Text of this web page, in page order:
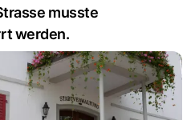
musste
werden.